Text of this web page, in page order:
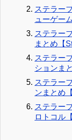
ステラー
ューゲー
ステラー
まとめ【
ステラー
ションま
ステラー
ンまとめ
ステラー
ロトコル